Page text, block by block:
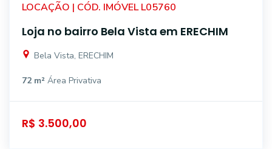
LOCAÇÃO | CÓD. IMÓVEL L05760
Loja no bairro Bela Vista em ERECHIM
Bela Vista, ERECHIM
72 m² Área Privativa
R$ 3.500,00